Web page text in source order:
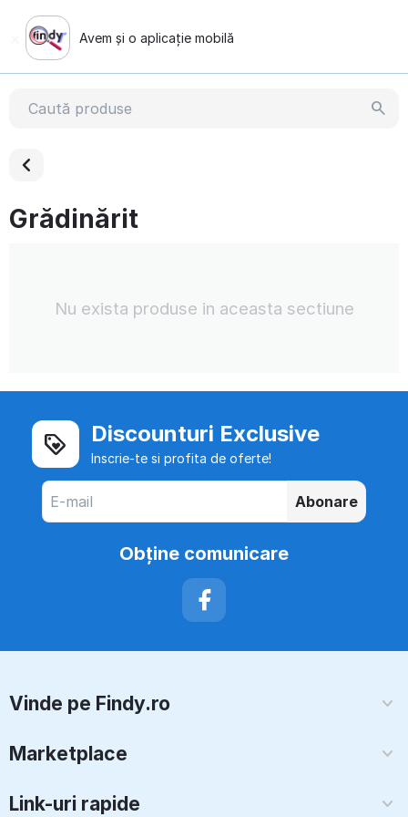
Avem și o aplicație mobilă
Vezi demonstrația
Grădinărit
Nu exista produse in aceasta sectiune
Discounturi Exclusive
Inscrie-te si profita de oferte!
Abonare
Obţine comunicare
Vinde pe Findy.ro
Marketplace
Link-uri rapide